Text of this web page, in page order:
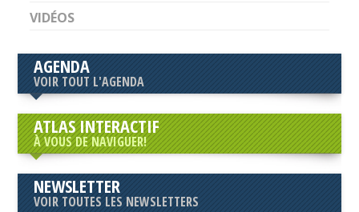
VIDÉOS
AGENDA
VOIR TOUT L'AGENDA
ATLAS INTERACTIF
À VOUS DE NAVIGUER!
NEWSLETTER
VOIR TOUTES LES NEWSLETTERS